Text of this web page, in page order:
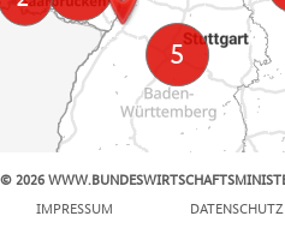
© 2026
IMPRESSUM
DATENSCHUTZ